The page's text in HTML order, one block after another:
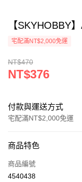
【SKYHOBBY
宅配滿NT$2,000免運
NT$470
NT$376
付款與運送方式
宅配滿NT$2,000免運
信用卡一次付款
LINE Pay
商品特色
商品編號
4540438